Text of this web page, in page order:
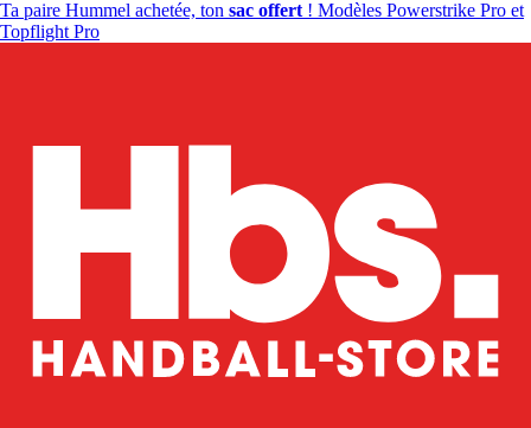
Ta paire Hummel achetée, ton sac offert ! Modèles Powerstrike Pro et
Topflight Pro